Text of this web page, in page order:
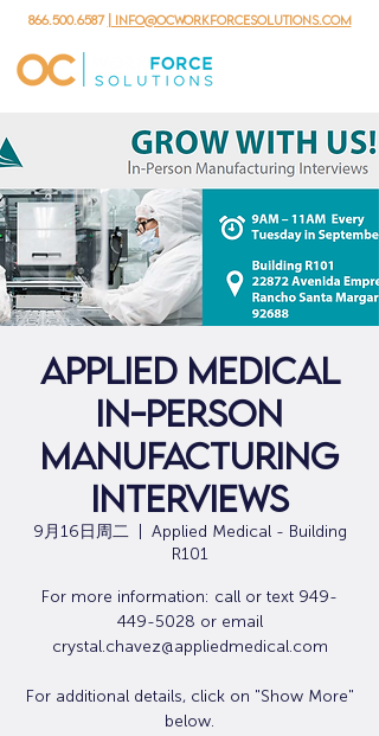
866.500.6587 | info@ocworkforcesolutions.com
Applied Medical
In-Person
Manufacturing
Interviews
9月16日周二
  |
Applied Medical - Building
R101
For more information: call or text 949-
449-5028 or email
crystal.chavez@appliedmedical.com
For additional details, click on "Show More"
below.